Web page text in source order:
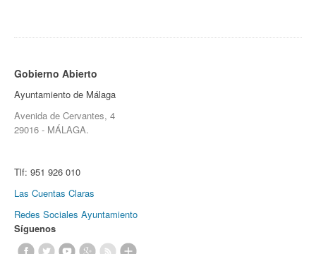
Gobierno Abierto
Ayuntamiento de Málaga
Avenida de Cervantes, 4
29016 - MÁLAGA.
Tlf: 951 926 010
Las Cuentas Claras
Redes Sociales Ayuntamiento
Síguenos